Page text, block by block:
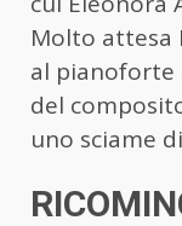
Molto attesa
al pianoforte
del
uno sciame